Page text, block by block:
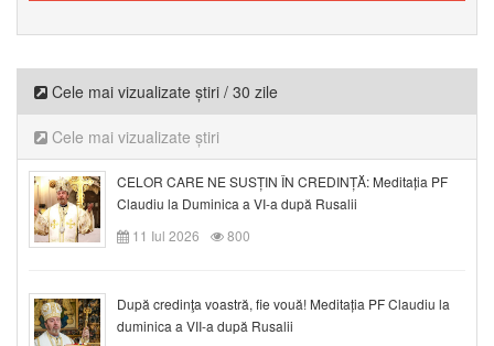
Cele mai vizualizate știri / 30 zile
Cele mai vizualizate știri
CELOR CARE NE SUSȚIN ÎN CREDINȚĂ: Meditația PF
Claudiu la Duminica a VI-a după Rusalii
11 Iul 2026
800
După credinţa voastră, fie vouă! Meditația PF Claudiu la
duminica a VII-a după Rusalii